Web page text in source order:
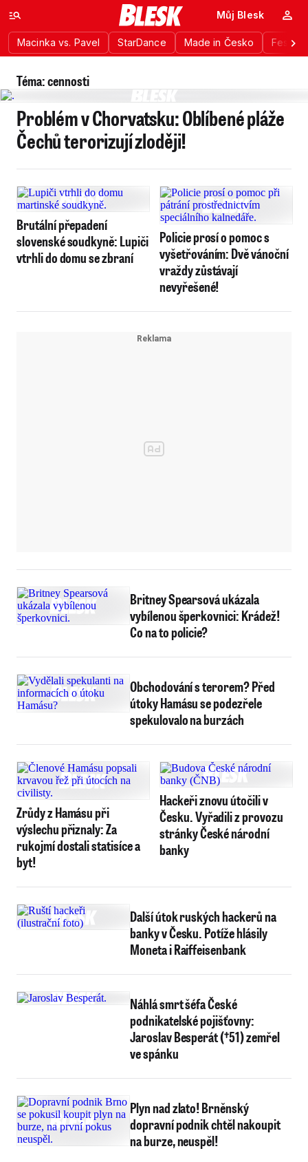
Macinka vs. Pavel StarDance Made in Česko
Můj Blesk
Téma: cennosti
Problém v Chorvatsku: Oblíbené pláže
Čechů terorizují zloději!
Brutální přepadení
slovenské soudkyně: Lupiči
vtrhli do domu se zbraní
Policie prosí o pomoc s
vyšetřováním: Dvě vánoční
vraždy zůstávají
nevyřešené!
Britney Spearsová ukázala
vybílenou šperkovnici: Krádež!
Co na to policie?
Obchodování s terorem? Před
útoky Hamásu se podezřele
spekulovalo na burzách
Zrůdy z Hamásu při
výslechu přiznaly: Za
rukojmí dostali statisíce a
byt!
Hackeři znovu útočili v
Česku. Vyřadili z provozu
stránky České národní
banky
Další útok ruských hackerů na
banky v Česku. Potíže hlásily
Moneta i Raiffeisenbank
Náhlá smrt šéfa České
podnikatelské pojišťovny:
Jaroslav Besperát (†51) zemřel
ve spánku
Plyn nad zlato! Brněnský
dopravní podnik chtěl nakoupit
na burze, neuspěl!